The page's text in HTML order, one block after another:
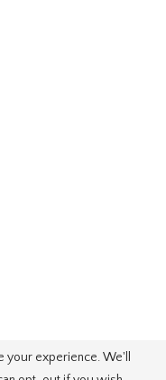
experience. We'll